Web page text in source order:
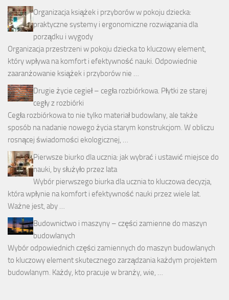
Organizacja książek i przyborów w pokoju dziecka:
praktyczne systemy i ergonomiczne rozwiązania dla
porządku i wygody
Organizacja przestrzeni w pokoju dziecka to kluczowy element,
który wpływa na komfort i efektywność nauki. Odpowiednie
zaaranżowanie książek i przyborów nie …
Drugie życie cegieł – cegła rozbiórkowa. Płytki ze starej
cegły z rozbiórki
Cegła rozbiórkowa to nie tylko materiał budowlany, ale także
sposób na nadanie nowego życia starym konstrukcjom. W obliczu
rosnącej świadomości ekologicznej, …
Pierwsze biurko dla ucznia: jak wybrać i ustawić miejsce do
nauki, by służyło przez lata
Wybór pierwszego biurka dla ucznia to kluczowa decyzja,
która wpłynie na komfort i efektywność nauki przez wiele lat.
Ważne jest, aby …
Budownictwo i maszyny – części zamienne do maszyn
budowlanych
Wybór odpowiednich części zamiennych do maszyn budowlanych
to kluczowy element skutecznego zarządzania każdym projektem
budowlanym. Każdy, kto pracuje w branży, wie, …